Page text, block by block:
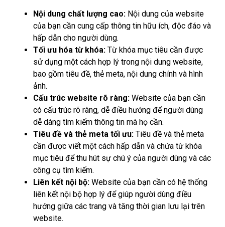
Nội dung chất lượng cao: Nội dung của website
của bạn cần cung cấp thông tin hữu ích, độc đáo và
hấp dẫn cho người dùng.
Tối ưu hóa từ khóa: Từ khóa mục tiêu cần được
sử dụng một cách hợp lý trong nội dung website,
bao gồm tiêu đề, thẻ meta, nội dung chính và hình
ảnh.
Cấu trúc website rõ ràng: Website của bạn cần
có cấu trúc rõ ràng, dễ điều hướng để người dùng
dễ dàng tìm kiếm thông tin mà họ cần.
Tiêu đề và thẻ meta tối ưu: Tiêu đề và thẻ meta
cần được viết một cách hấp dẫn và chứa từ khóa
mục tiêu để thu hút sự chú ý của người dùng và các
công cụ tìm kiếm.
Liên kết nội bộ: Website của bạn cần có hệ thống
liên kết nội bộ hợp lý để giúp người dùng điều
hướng giữa các trang và tăng thời gian lưu lại trên
website.